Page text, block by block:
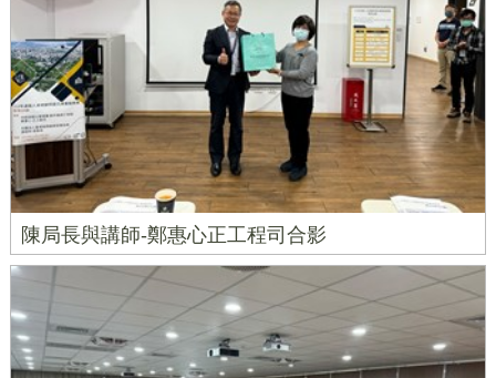
陳局長與講師-鄭惠心正工程司合影